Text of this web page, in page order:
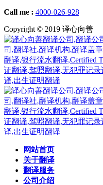
Call me : 4000-026-928
Copyright © 2019 译心向善
网站首页
关于翻译
翻译服务
公司介绍